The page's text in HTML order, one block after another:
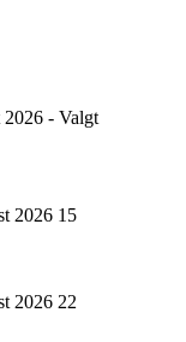
2026 - Valgt
2026 15
2026 22